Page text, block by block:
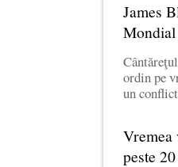
James
Mondial
ordin pe
un
Vremea
peste